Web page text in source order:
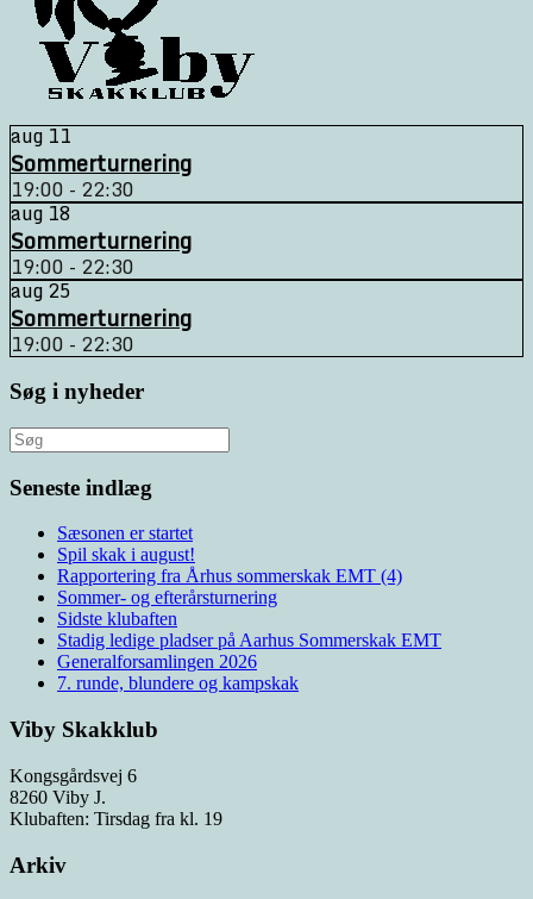
aug11
Sommerturnering
19:00 - 22:30
aug18
Sommerturnering
19:00 - 22:30
aug25
Sommerturnering
19:00 - 22:30
Søg i nyheder
Søg
efter:
Seneste indlæg
Sæsonen er startet
Spil skak i august!
Rapportering fra Århus sommerskak EMT (4)
Sommer- og efterårsturnering
Sidste klubaften
Stadig ledige pladser på Aarhus Sommerskak EMT
Generalforsamlingen 2026
7. runde, blundere og kampskak
Viby Skakklub
Kongsgårdsvej 6
8260 Viby J.
Klubaften: Tirsdag fra kl. 19
Arkiv